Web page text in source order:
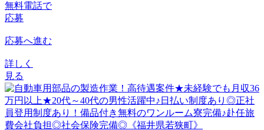
無料電話で
応募
応募へ進む
詳しく
見る